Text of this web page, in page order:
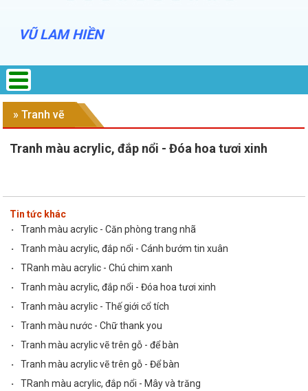
VŨ LAM HIỀN
» Tranh vẽ
Tranh màu acrylic, đắp nổi - Đóa hoa tươi xinh
Tin tức khác
· Tranh màu acrylic - Căn phòng trang nhã
· Tranh màu acrylic, đắp nổi - Cánh bướm tin xuân
· TRanh màu acrylic - Chú chim xanh
· Tranh màu acrylic, đắp nổi - Đóa hoa tươi xinh
· Tranh màu acrylic - Thế giới cổ tích
· Tranh màu nước - Chữ thank you
· Tranh màu acrylic vẽ trên gỗ - để bàn
· Tranh màu acrylic vẽ trên gỗ - Để bàn
· TRanh màu acrylic, đắp nổi - Mây và trăng